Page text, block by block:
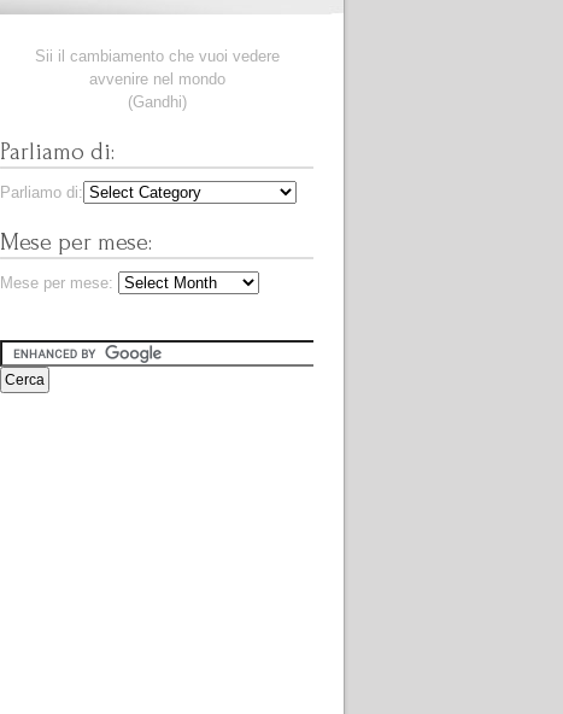
Sii il cambiamento che vuoi vedere
avvenire nel mondo
(Gandhi)
Parliamo di:
Parliamo di:
Mese per mese:
Mese per mese: